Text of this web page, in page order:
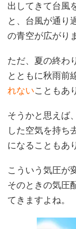
出してきて台風
と、台風が通り
の青空が広がり
ただ、夏の終わ
とともに秋雨前
れないこともあ
そうかと思えば
した空気を持ち
になることもあ
こういう気圧が
そのときの気圧
てきますよね。